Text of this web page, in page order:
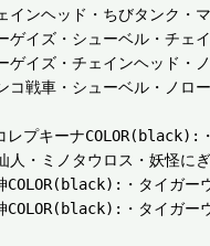
ンヘッド・ちびタンク・
イズ・シューベル・チェ
イズ・チェインヘッド・
戦車・シューベル・ノ
プキーナCOLOR(black):
・ミノタウロス・妖怪に
・タイガ
・タイガ